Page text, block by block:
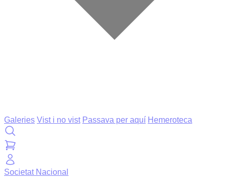
Galeries Vist i no vist Passava per aquí Hemeroteca
Societat Nacional